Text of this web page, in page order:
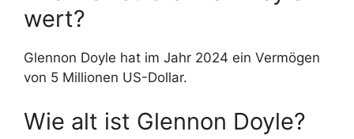
wert?
Glennon Doyle hat im Jahr 2024 ein Vermögen
von 5 Millionen US-Dollar.
Wie alt ist Glennon Doyle?